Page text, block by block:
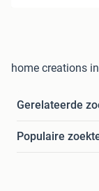
home creations
Gerelateerde
Populaire